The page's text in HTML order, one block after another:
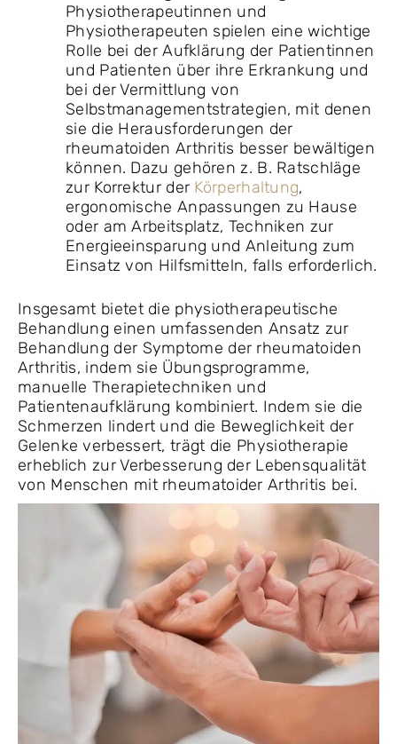
Physiotherapeutinnen und
Physiotherapeuten spielen eine wichtige
Rolle bei der Aufklärung der Patientinnen
und Patienten über ihre Erkrankung und
bei der Vermittlung von
Selbstmanagementstrategien, mit denen
sie die Herausforderungen der
rheumatoiden Arthritis besser bewältigen
können. Dazu gehören z. B. Ratschläge
zur Korrektur der Körperhaltung,
ergonomische Anpassungen zu Hause
oder am Arbeitsplatz, Techniken zur
Energieeinsparung und Anleitung zum
Einsatz von Hilfsmitteln, falls erforderlich.
Insgesamt bietet die physiotherapeutische
Behandlung einen umfassenden Ansatz zur
Behandlung der Symptome der rheumatoiden
Arthritis, indem sie Übungsprogramme,
manuelle Therapietechniken und
Patientenaufklärung kombiniert. Indem sie die
Schmerzen lindert und die Beweglichkeit der
Gelenke verbessert, trägt die Physiotherapie
erheblich zur Verbesserung der Lebensqualität
von Menschen mit rheumatoider Arthritis bei.